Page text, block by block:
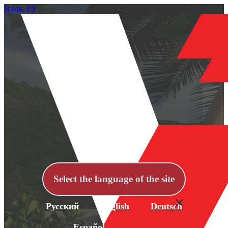
Язык: РУ
Select the language of the site
Русский English Deutsch